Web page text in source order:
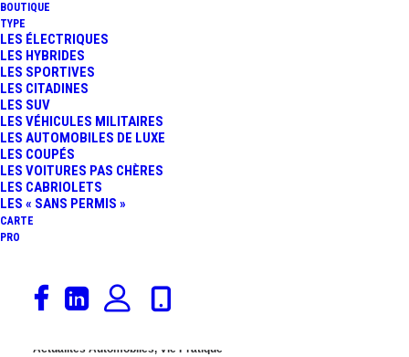
BOUTIQUE
TYPE
LES ÉLECTRIQUES
LES HYBRIDES
LES SPORTIVES
LES CITADINES
LES SUV
LES VÉHICULES MILITAIRES
LES AUTOMOBILES DE LUXE
LES COUPÉS
LES VOITURES PAS CHÈRES
LES CABRIOLETS
LES « SANS PERMIS »
CARTE
PRO
FREINAGE FANTÔME : «
LES CONCESSIONS
NOUS PRENNENT POUR
DES DÉBILES », LES
AUTOMOBILISTES À
Actualités Automobiles, Vie Pratique